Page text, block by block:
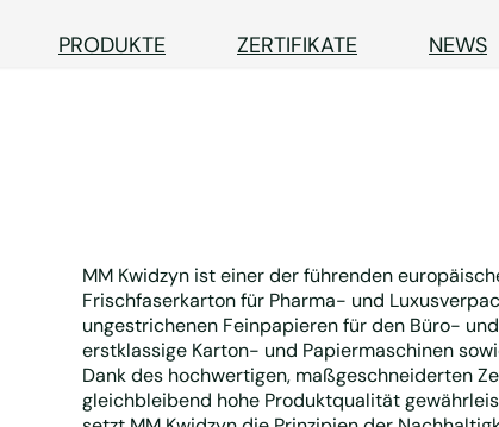
PRODUKTE ZERTIFIKATE NEWS
MM Kwidzyn ist einer der führenden
Frischfaserkarton für Pharma- und
ungestrichenen Feinpapieren für den Büro-
erstklassige Karton- und Papiermaschinen
Dank des hochwertigen, maßgeschneiderten
gleichbleibend hohe Produktqualität